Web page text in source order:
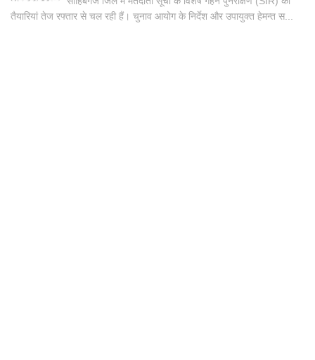
तैयारियां तेज रफ्तार से चल रही हैं। चुनाव आयोग के निर्देश और उपायुक्त हेमन्त स...